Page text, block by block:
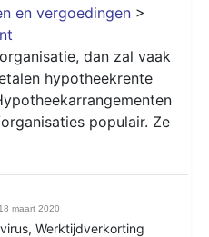
en vergoedingen >
dan zal vaak
hypotheekrente
populair. Ze
18 maart 2020
, Werktijdverkorting